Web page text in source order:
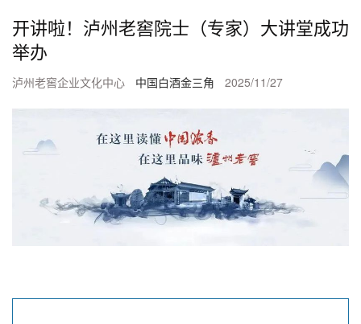
开讲啦！泸州老窖院士（专家）大讲堂成功
举办
泸州老窖企业文化中心 中国白酒金三角 2025/11/27